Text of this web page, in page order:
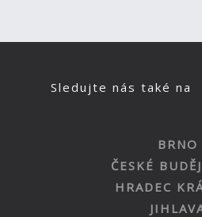
Sledujte nás také na
BRNO
ČESKÉ
HRADEC